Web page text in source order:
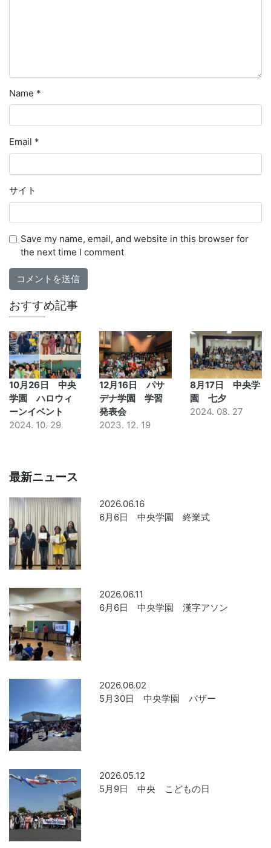
Name *
Email *
サイト
Save my name, email, and website in this browser for
the next time I comment
おすすめ記事
10月26日 中央
学園 ハロウィ
ーンイベント
2024. 10. 29
12月16日 パサ
デナ学園 学習
発表会
2023. 12. 19
8月17日 中央学
園 七夕
2024. 08. 27
最新ニュース
2026.06.16
6月6日 中央学園 終業式
2026.06.11
6月6日 中央学園 漢字アソン
2026.06.02
5月30日 中央学園 バザー
2026.05.12
5月9日 中央 こどもの日